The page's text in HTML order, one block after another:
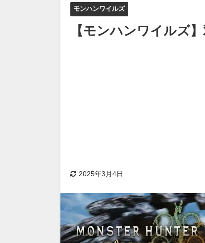
モンハンワイルズ
【モンハンワイルズ
2025年3月4日